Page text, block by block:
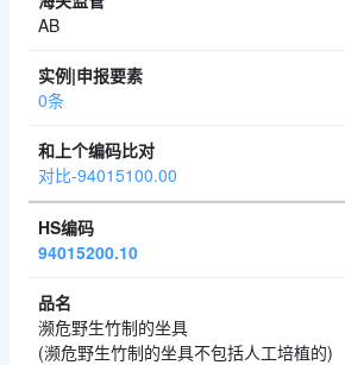
AB
0条
对比-94015100.00
94015200.10
濒危野生竹制的坐具
(濒危野生竹制的坐具不包括人工培植的)